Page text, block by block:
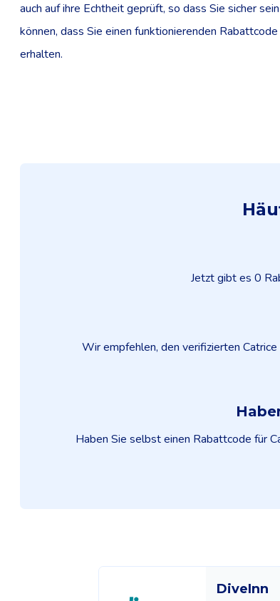
auch auf ihre Echtheit geprüft, so dass Sie sicher sein
können, dass Sie einen funktionierenden Rabattcode
erhalten.
Jetzt gibt es 0
Wir empfehlen, den verifizierten
Haben Sie selbst einen Rabattcode für
DiveInn